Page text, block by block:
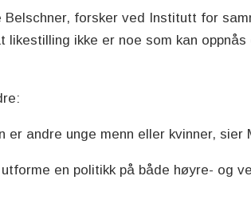
forsker ved Institutt for
ikke er noe som kan
andre unge menn eller kvinner, sier
en politikk på både høyre- og